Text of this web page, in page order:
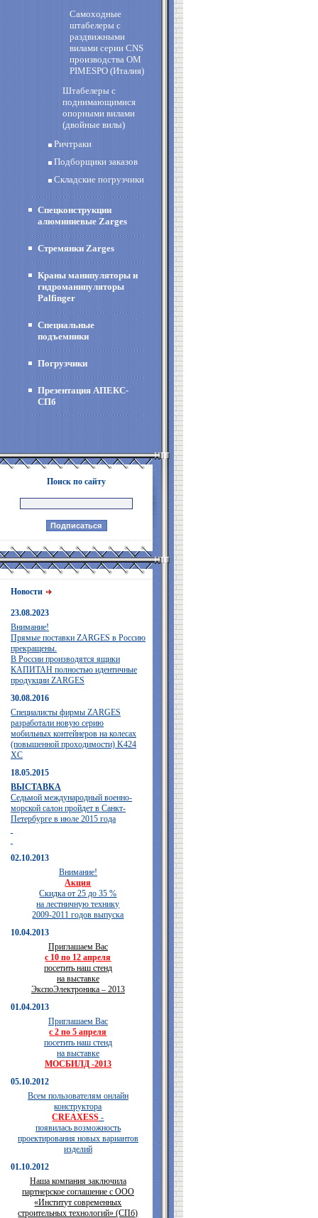
Самоходные
штабелеры с
раздвижными
вилами cерии CNS
производства OM
PIMESPO (Италия)
Штабелеры с
поднимающимися
опорными вилами
(двойные вилы)
Ричтраки
Подборщики заказов
Складские погрузчики
Спецконструкции
алюминиевые Zarges
Стремянки Zarges
Краны манипуляторы и
гидроманипуляторы
Palfinger
Специальные
подъемники
Погрузчики
Презентация АПЕКС-
СПб
Поиск по сайту
Новости
23.08.2023
Внимание!
Прямые поставки ZARGES в Россию
прекращены.
В России производятся ящики
КАПИТАН полностью идентичные
продукции ZARGES
30.08.2016
Специалисты фирмы ZARGES
разработали новую серию
мобильных контейнеров на колесах
(повышенной проходимости) K424
XC
18.05.2015
ВЫСТАВКА
Седьмой международный военно-
морской салон пройдет в Санкт-
Петербурге в июле 2015 года
02.10.2013
Внимание!
Акция
Скидка от 25 до 35 %
на лестничную технику
2009-2011 годов выпуска
10.04.2013
Приглашаем Вас
с 10 по 12 апреля
посетить наш стенд
на выставке
ЭкспоЭлектроника – 2013
01.04.2013
Приглашаем Вас
с 2 по 5 апреля
посетить наш стенд
на выставке
МОСБИЛД -2013
05.10.2012
Всем пользователям онлайн
конструктора
CREAXESS -
появилась возможность
проектирования новых вариантов
изделий
01.10.2012
Наша компания заключила
партнерское соглашение с ООО
«Институт современных
строительных технологий» (СПб)